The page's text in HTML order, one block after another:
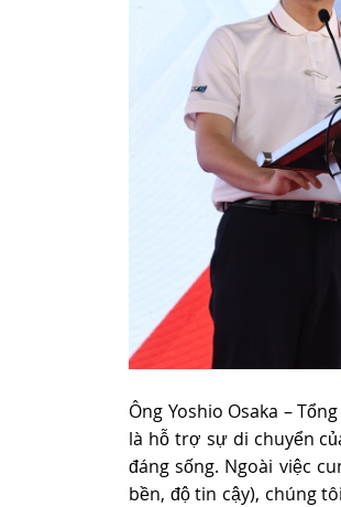
Ông Yoshio Osaka –
là hỗ trợ sự di chuyển
đáng sống. Ngoài việc
bền, độ tin cậy), chúng